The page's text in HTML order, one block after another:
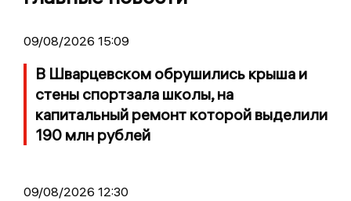
09/08/2026 15:09
В Шварцевском обрушились крыша и
стены спортзала школы, на
капитальный ремонт которой выделили
190 млн рублей
09/08/2026 12:30